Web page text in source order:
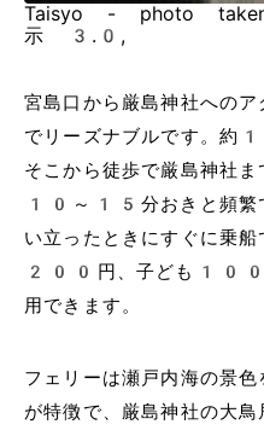
Taisyo - photo
示 3.0,
宮島口から厳島神社への
でリーズナブルです。約
そこから徒歩で厳島神社
10～15分おきと頻繁で
い立ったときにすぐに乗
200円、子ども100円
用できます。
フェリーは瀬戸内海の景
が特徴で、厳島神社の大